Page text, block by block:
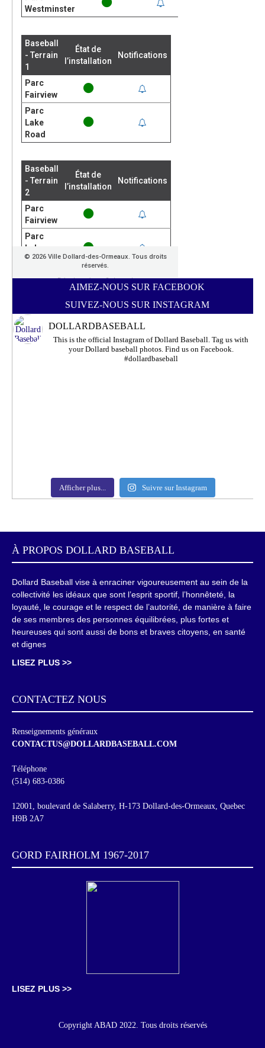
AIMEZ-NOUS SUR FACEBOOK
SUIVEZ-NOUS SUR INSTAGRAM
DOLLARDBASEBALL
This is the official Instagram of Dollard Baseball. Tag us with
your Dollard baseball photos. Find us on Facebook.
#dollardbaseball
Afficher plus... Suivre sur Instagram
À PROPOS DOLLARD BASEBALL
Dollard Baseball vise à enraciner vigoureusement au sein de la
collectivité les idéaux que sont l’esprit sportif, l’honnêteté, la
loyauté, le courage et le respect de l’autorité, de manière à faire
de ses membres des personnes équilibrées, plus fortes et
heureuses qui sont aussi de bons et braves citoyens, en santé
et dignes
LISEZ PLUS >>
CONTACTEZ NOUS
Renseignements généraux
CONTACTUS@DOLLARDBASEBALL.COM
Téléphone
(514) 683-0386
12001, boulevard de Salaberry, H-173 Dollard-des-Ormeaux, Quebec
H9B 2A7
GORD FAIRHOLM 1967-2017
LISEZ PLUS >>
Copyright ABAD 2022. Tous droits réservés